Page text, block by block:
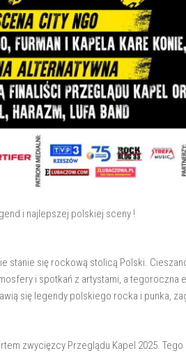
i najlepszej polskiej sceny !
stanie się rockową stolicą Polski.
i spotkań z artystami, a tegoroczna
się legendy polskiego rocka i punka,
zwycięzcy Przeglądu Kapel 2025. Tego